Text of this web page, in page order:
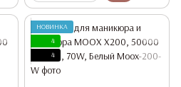
НОВИНКА
4
4